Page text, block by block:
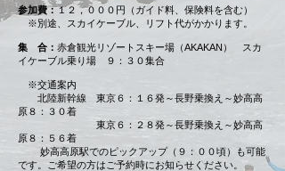
参加費：１２，０００円（ガイド料、保険料を含む）
※別途、スカイケーブル、リフト代がかかります。
集 合： 赤倉観光リゾートスキー場（AKAKAN） スカ
イケーブル乗り場 ９：３０集合
※交通案内
北陸新幹線 東京６：１６発～長野乗換え～妙高高
原８：３０着
東京６：２８発～長野乗換え～妙高高
原８：５６着
妙高高原駅でのピックアップ（９：００頃）も可能
です。ご希望の方はご予約時にお知らせください。